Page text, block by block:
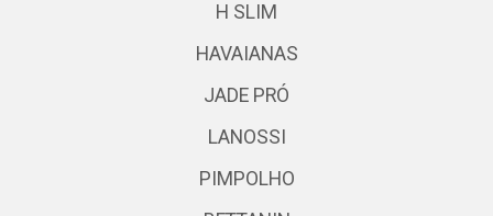
H SLIM
HAVAIANAS
JADE PRÓ
LANOSSI
PIMPOLHO